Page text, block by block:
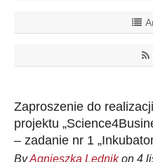
Zaproszenie do
projektu
– zadanie nr 1
ByAgnieszka Lednikon 4